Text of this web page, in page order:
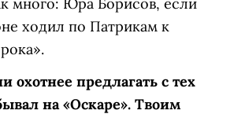
ходил по Патрикам к
охотнее предлагать с тех
на «Оскаре». Твоим